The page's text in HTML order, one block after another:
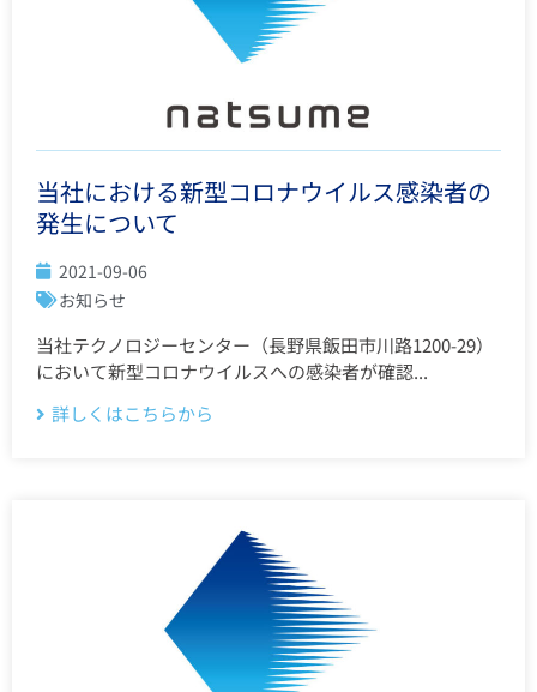
当社における新型コロナウイルス感染者の
発生について
2021-09-06
お知らせ
当社テクノロジーセンター（長野県飯田市川路1200-29）
において新型コロナウイルスへの感染者が確認...
詳しくはこちらから